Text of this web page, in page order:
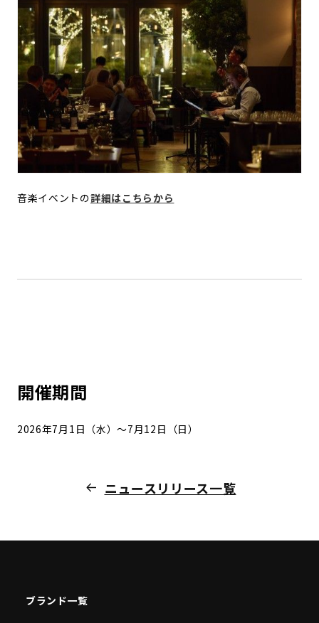
音楽イベントの詳細はこちらから
開催期間
2026年7月1日（水）〜7月12日（日）
ニュースリリース一覧
ブランド一覧